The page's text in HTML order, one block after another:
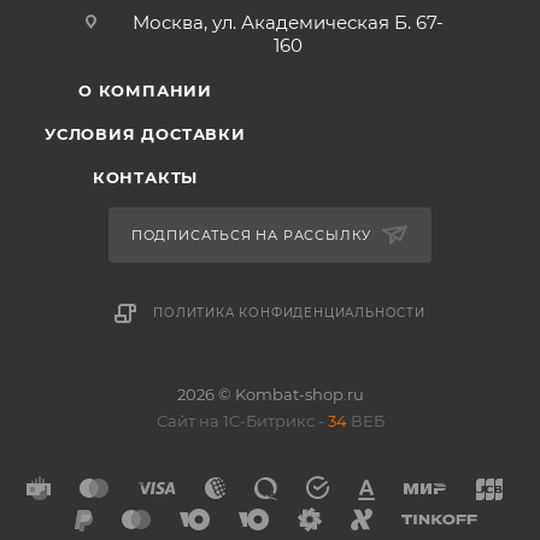
Москва, ул. Академическая Б. 67-
160
О КОМПАНИИ
УСЛОВИЯ ДОСТАВКИ
КОНТАКТЫ
ПОДПИСАТЬСЯ НА РАССЫЛКУ
ПОЛИТИКА КОНФИДЕНЦИАЛЬНОСТИ
2026 © Kombat-shop.ru
Сайт на 1С-Битрикс - 34 ВЕБ